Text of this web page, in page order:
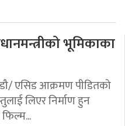
भूमिकाका
एसिड आक्रमण पीडितको
लिएर निर्माण हुन